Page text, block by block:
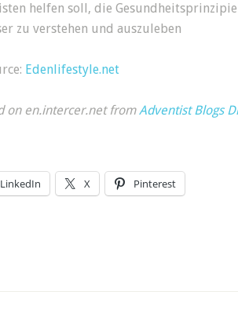
helfen soll, die
zu verstehen und auszuleben
Edenlifestyle.net
on en.intercer.net fromAdventist Blogs
LinkedIn X Pinterest